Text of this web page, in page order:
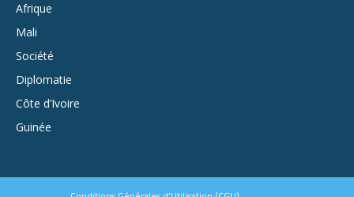
Afrique
Mali
Société
Diplomatie
Côte d’Ivoire
Guinée